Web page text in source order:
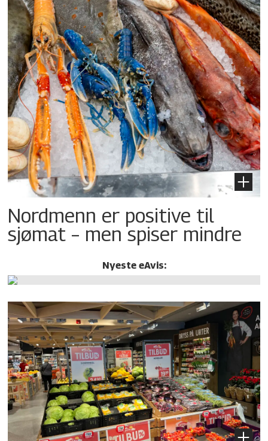
Nordmenn er positive til
sjømat – men spiser mindre
Nyeste eAvis: